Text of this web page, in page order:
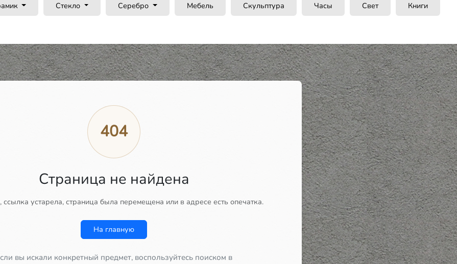
Стекло Серебро Мебель Скульптура Часы Свет Книги
404
Страница не найдена
устарела, страница была перемещена или в адресе есть опечатка.
На главную
вы искали конкретный предмет, воспользуйтесь поиском в